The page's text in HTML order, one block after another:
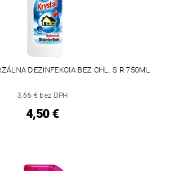
DEZINFEKCIA BEZ CHL. S R 750ML
3,66 € bez DPH
4,50 €